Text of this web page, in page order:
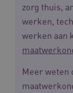
zorg thuis,
werken,
werken aan
Meer weten